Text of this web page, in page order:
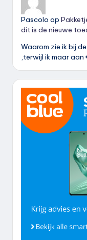
Pascolo op
dit is de nieuwe
Waarom zie ik bij
,terwijl ik maar aan